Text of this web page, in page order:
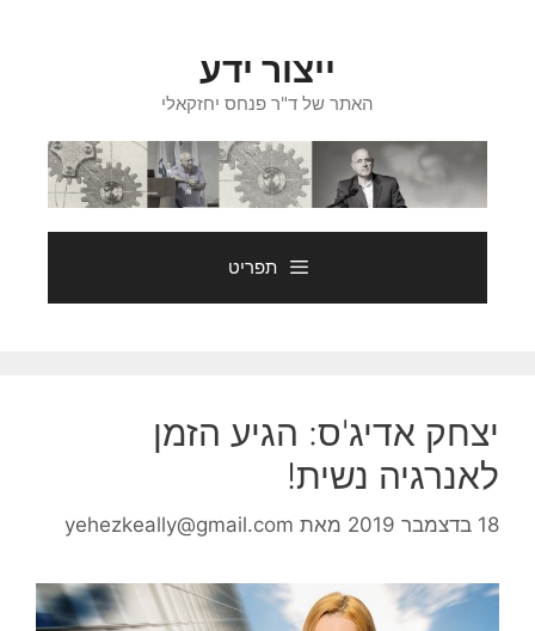
ייצור ידע
האתר של ד"ר פנחס יחזקאלי
תפריט
יצחק אדיג'ס: הגיע הזמן
לאנרגיה נשית!
18 בדצמבר 2019 מאת yehezkeally@gmail.com